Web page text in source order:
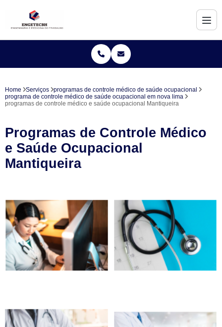
Home Serviços
programas de controle médico de saúde ocupacional
programa de controle médico de saúde ocupacional em nova lima
programas de controle médico e saúde ocupacional Mantiqueira
Programas de Controle Médico
e Saúde Ocupacional
Mantiqueira